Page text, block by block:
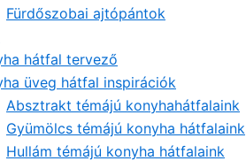
Fürdőszobai ajtópántok
hátfal tervező
üveg hátfal inspirációk
Absztrakt témájú konyhahátfalaink
Gyümölcs témájú konyha hátfalaink
Hullám témájú konyha hátfalaink